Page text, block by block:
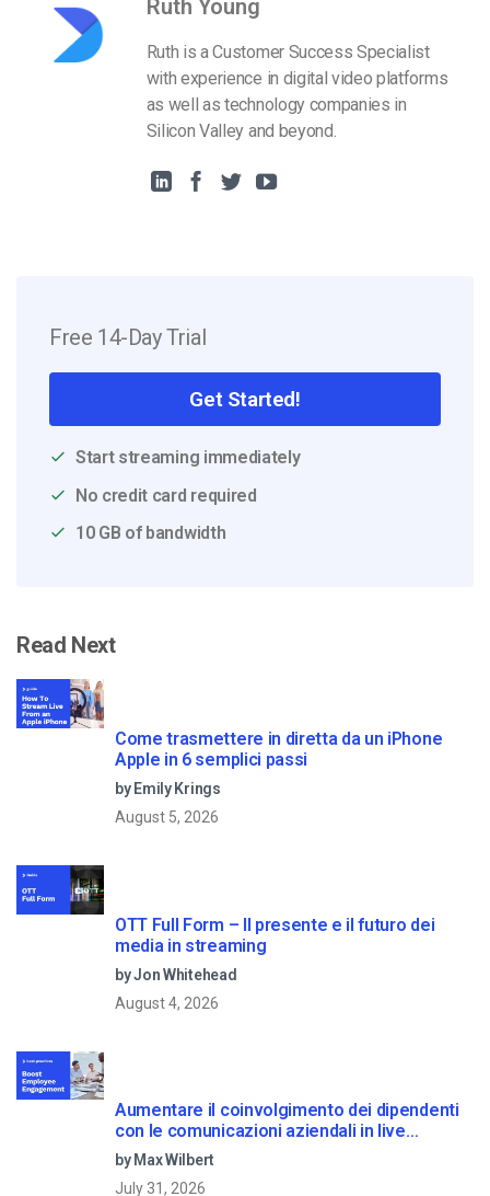
Ruth Young
Ruth is a Customer Success Specialist
with experience in digital video platforms
as well as technology companies in
Silicon Valley and beyond.
Free 14-Day Trial
Get Started!
Start streaming immediately
No credit card required
10 GB of bandwidth
Read Next
Come trasmettere in diretta da un iPhone
Apple in 6 semplici passi
by Emily Krings
August 5, 2026
OTT Full Form – Il presente e il futuro dei
media in streaming
by Jon Whitehead
August 4, 2026
Aumentare il coinvolgimento dei dipendenti
con le comunicazioni aziendali in live
streaming
by Max Wilbert
July 31, 2026